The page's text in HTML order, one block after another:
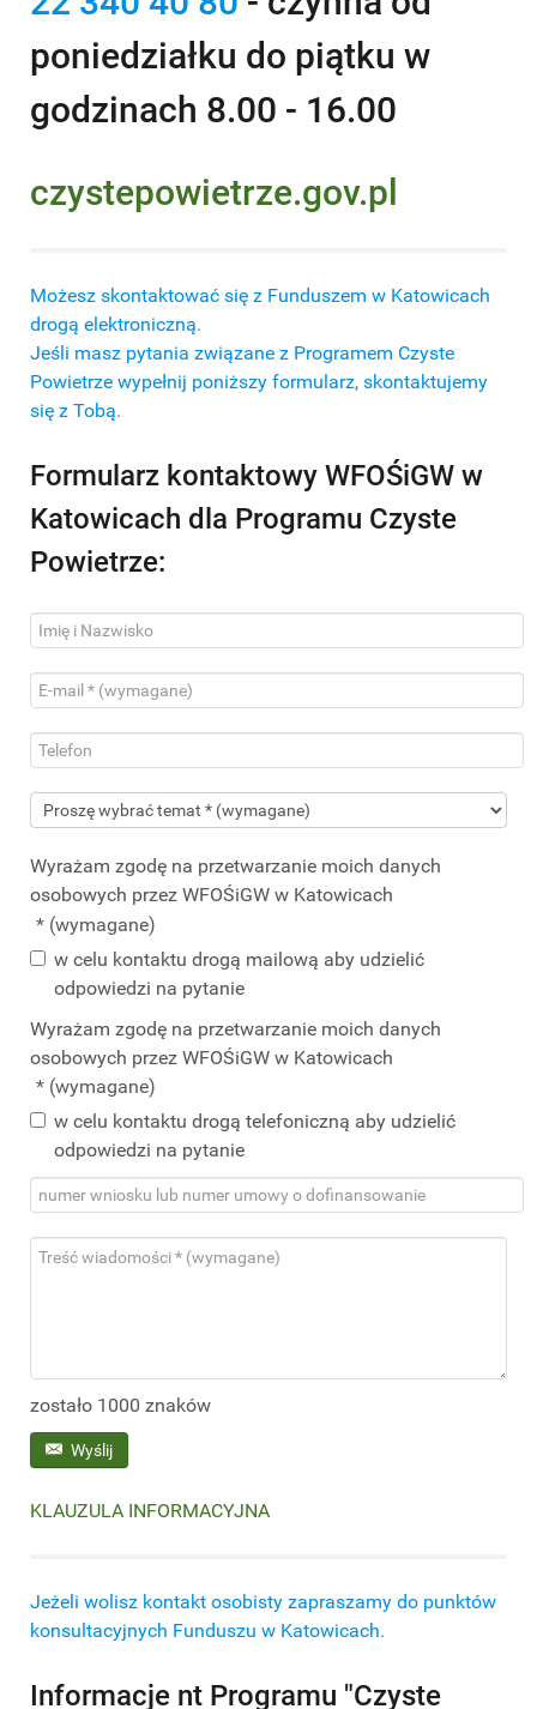
poniedziałku do piątku w
godzinach 8.00 - 16.00
czystepowietrze.gov.pl
Możesz skontaktować się z Funduszem w Katowicach
drogą elektroniczną.
Jeśli masz pytania związane z Programem Czyste
Powietrze wypełnij poniższy formularz, skontaktujemy
się z Tobą.
Formularz kontaktowy WFOŚiGW w
Katowicach dla Programu Czyste
Powietrze:
Wyrażam zgodę na przetwarzanie moich danych
osobowych przez WFOŚiGW w Katowicach
* (wymagane)
w celu kontaktu drogą mailową aby udzielić
odpowiedzi na pytanie
Wyrażam zgodę na przetwarzanie moich danych
osobowych przez WFOŚiGW w Katowicach
* (wymagane)
w celu kontaktu drogą telefoniczną aby udzielić
odpowiedzi na pytanie
zostało 1000 znaków
Wyślij
KLAUZULA INFORMACYJNA
Jeżeli wolisz kontakt osobisty zapraszamy do punktów
konsultacyjnych Funduszu w Katowicach.
Informacje nt Programu "Czyste